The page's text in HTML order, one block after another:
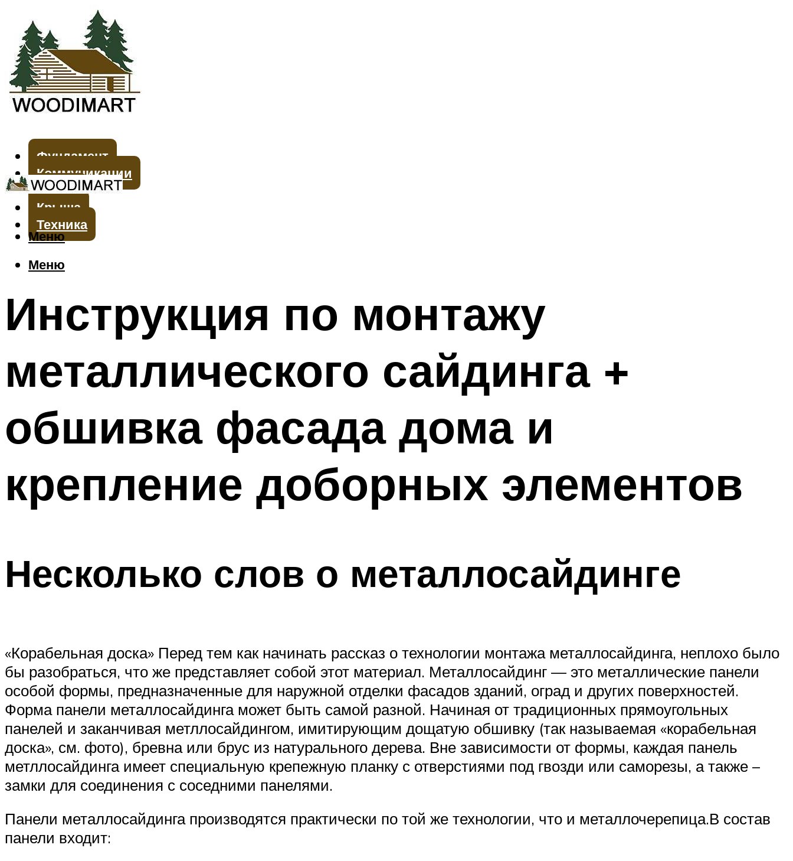
Фундамент
Коммуникации
Стены
Крыша
Техника
Меню
Меню
Инструкция по монтажу
металлического сайдинга +
обшивка фасада дома и
крепление доборных элементов
Несколько слов о металлосайдинге
«Корабельная доска» Перед тем как начинать рассказ о технологии монтажа металлосайдинга, неплохо было
бы разобраться, что же представляет собой этот материал. Металлосайдинг — это металлические панели
особой формы, предназначенные для наружной отделки фасадов зданий, оград и других поверхностей.
Форма панели металлосайдинга может быть самой разной. Начиная от традиционных прямоугольных
панелей и заканчивая метллосайдингом, имитирующим дощатую обшивку (так называемая «корабельная
доска», см. фото), бревна или брус из натурального дерева. Вне зависимости от формы, каждая панель
метллосайдинга имеет специальную крепежную планку с отверстиями под гвозди или саморезы, а также –
замки для соединения с соседними панелями.
Панели металлосайдинга производятся практически по той же технологии, что и металлочерепица.В состав
панели входит: